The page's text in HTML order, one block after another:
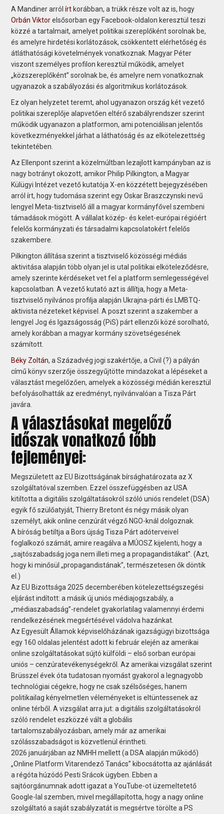
A Mandiner arrólírt korábban, a trükk része volt az is, hogy
Orbán Viktorelsősorban egy Facebook-oldalon keresztül teszi
közzé a tartalmait, amelyet politikai szereplőként sorolnak be,
és amelyre hirdetési korlátozások, csökkentett elérhetőség és
átláthatósági követelmények vonatkoznak. Magyar Péter
viszont személyes profilon keresztül működik, amelyet
„közszereplőként” sorolnak be, és amelyre nem vonatkoznak
ugyanazok a szabályozási és algoritmikus korlátozások.
Ez olyan helyzetet teremt, ahol ugyanazon ország két vezető
politikai szereplője alapvetően eltérő szabályrendszer szerint
működik ugyanazon a platformon, ami potenciálisan jelentős
következményekkel járhat a láthatóság és az elkötelezettség
tekintetében.
Az Ellenpont szerint a közelmúltban lezajlott kampányban az is
nagy botrányt okozott, amikor Philip Pilkington, a Magyar
Külügyi Intézet vezető kutatója X-en közzétett bejegyzésében
arról írt, hogy tudomása szerint egy Oskar Braszczynski nevű
lengyel Meta-tisztviselő áll a magyar kormányfővel szembeni
támadások mögött. A vállalat közép- és kelet-európai régióért
felelős kormányzati és társadalmi kapcsolatokért felelős
szakembere.
Pilkington állítása szerint a tisztviselő közösségi médiás
aktivitása alapján több olyan jel is utal politikai elköteleződésre,
amely szerinte kérdéseket vet fel a platform semlegességével
kapcsolatban. A vezető kutató azt is állítja, hogy a Meta-
tisztviselő nyilvános profilja alapján Ukrajna-párti és LMBTQ-
aktivista nézeteket képvisel. A poszt szerint a szakember a
lengyel Jog és Igazságosság (PiS) párt ellenzői közé sorolható,
amely korábban a magyar kormány szövetségesének
számított.
Béky Zoltán, a Századvég jogi szakértője, a Civil (?) a pályán
című könyv szerzője összegyűjtötte mindazokat a lépéseket a
választást megelőzően, amelyek a közösségi médián keresztül
befolyásolhatták az eredményt, nyilvánvalóan a Tisza Párt
javára.
A választásokat megelőző
időszak vonatkozó főbb
fejleményei:
Megszületett az EU Bizottságának bírsághatározata az X
szolgáltatóval szemben. Ezzel összefüggésben az USA
kitiltotta a digitális szolgáltatásokról szóló uniós rendelet (DSA)
egyik fő szülőatyját, Thierry Bretont és négy másik olyan
személyt, akik online cenzúrát végző NGO-knál dolgoznak.
A bíróság betiltja a Bors újság Tisza Párt adóterveivel
foglalkozó számát, amire reagálva a MÚOSZ kijelenti, hogy a
„sajtószabadság joga nem illeti meg a propagandistákat”. (Azt,
hogy ki minősül „propagandistának”, természetesen ők döntik
el.)
Az EU Bizottsága 2025 decemberében kötelezettségszegési
eljárást indított: a másik új uniós médiajogszabály, a
„médiaszabadság”-rendelet gyakorlatilag valamennyi érdemi
rendelkezésének megsértésével vádolva hazánkat.
Az Egyesült Államok képviselőházának igazságügyi bizottsága
egy 160 oldalas jelentést adott ki február elején az amerikai
online szolgáltatásokat sújtó külföldi – első sorban európai
uniós – cenzúratevékenységekről. Az amerikai vizsgálat szerint
Brüsszel évek óta tudatosan nyomást gyakorol a legnagyobb
technológiai cégekre, hogy ne csak szélsőséges, hanem
politikailag kényelmetlen véleményeket is eltüntessenek az
online térből. A vizsgálat arra jut: a digitális szolgáltatásokról
szóló rendelet eszközzé vált a globális
tartalomszabályozásban, amely már az amerikai
szólásszabadságot is közvetlenül érintheti.
2026 januárjában az NMHH mellett (a DSA alapján működő)
„Online Platform Vitarendező Tanács” kibocsátotta az ajánlását
a régóta húzódó Pesti Srácok ügyben. Ebben a
sajtóorgánumnak adott igazat a YouTube-ot üzemeltetető
Google-lal szemben, mivel megállapította, hogy a nagy online
szolgáltató a saját szabályzatát is megsértve törölte a PS